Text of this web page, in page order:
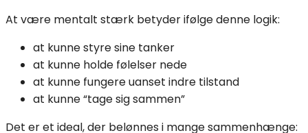
At være mentalt stærk betyder ifølge denne logik:
at kunne styre sine tanker
at kunne holde følelser nede
at kunne fungere uanset indre tilstand
at kunne “tage sig sammen”
Det er et ideal, der belønnes i mange sammenhænge: